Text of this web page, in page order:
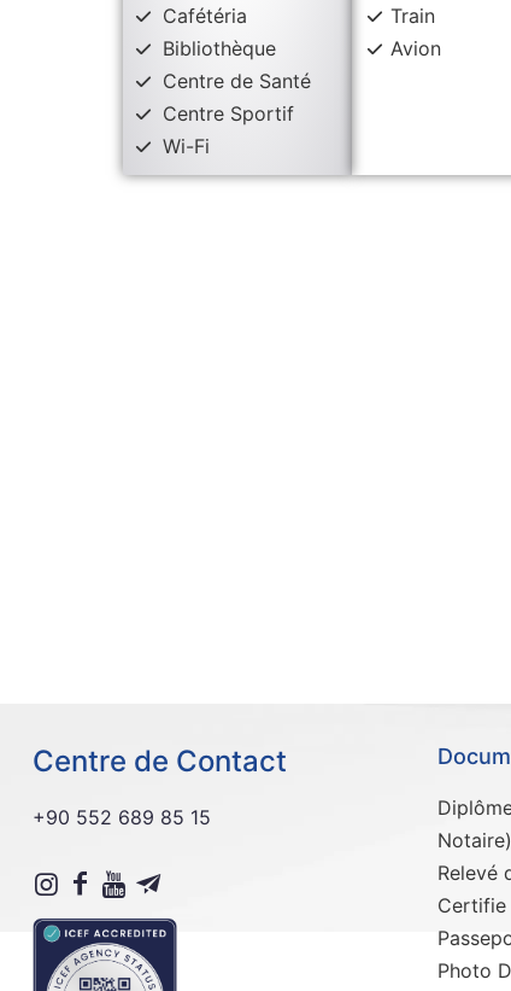
Cafétéria
Bibliothèque
Centre de Santé
Centre Sportif
Wi-Fi
Train
Avion
Centre de Contact
+90 552 689 85 15
Notaire)
Relevé
Certifie
Photo